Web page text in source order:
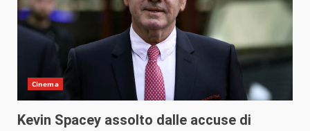
Cinema
Kevin Spacey assolto dalle accuse di